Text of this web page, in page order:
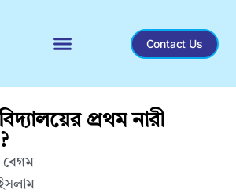
Contact Us
প্রথম নারী
বেগম